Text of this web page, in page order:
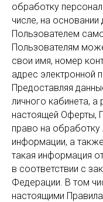
обработку
числе, на
Пользователем
Пользователям
свои имя, номер
адрес электронной
Предоставляя
личного кабинета,
настоящей Оферты,
право на
информации, а
такая информация
в соответствии с
Федерации. В том
настоящими